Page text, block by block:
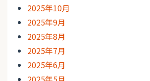
2025年10月
2025年9月
2025年8月
2025年7月
2025年6月